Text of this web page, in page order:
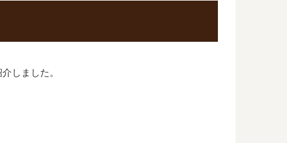
しました。